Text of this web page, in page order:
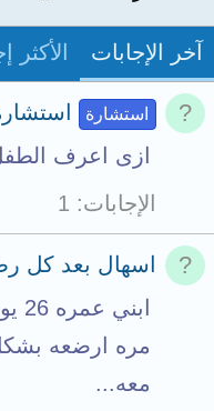
آخر الإجابات الأكثر
استشارة
ازى اعرف
الإجابات
1
اسهال بعد كل
مره ارضعه
معه...